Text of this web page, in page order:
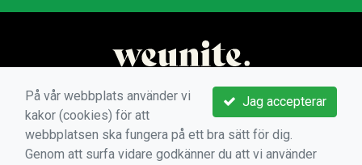
Jag accepterar
På vår webbplats använder vi
kakor (cookies) för att
webbplatsen ska fungera på ett bra sätt för dig.
Genom att surfa vidare godkänner du att vi använder